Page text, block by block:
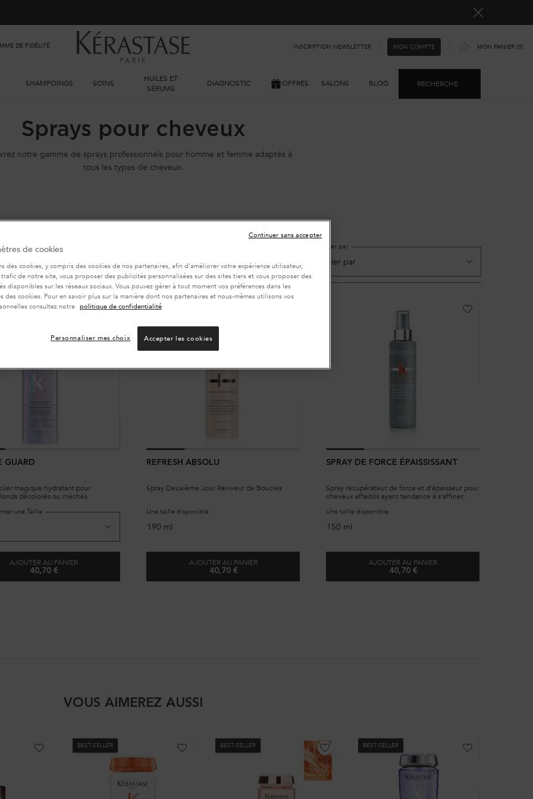
DE FIDÉLITÉ INSCRIPTION NEWSLETTER MON COMPTE MON PANIER 0
0 PRODUIT
SHAMPOINGS SOINS
HUILES ET
SÉRUMS
DIAGNOSTIC OFFRES SALONS BLOG RECHERCHE
Sprays pour cheveux
notre gamme de sprays professionnels pour homme et femme adaptés à
tous les types de cheveux.
(7 produits)
Trier par
GUARD
magique hydratant pour
décolorés ou méchés
une Taille
AJOUTER AU PANIER
40,70 €
BEST-SELLER
REFRESH ABSOLU
Spray Deuxième Jour Raviveur de Boucles
Une taille disponible
190 ml
AJOUTER AU PANIER
40,70 €
SPRAY DE FORCE ÉPAISSISSANT
Spray récupérateur de force et d’épaisseur pour
cheveux affaiblis ayant tendance à s’affiner.
Une taille disponible
150 ml
AJOUTER AU PANIER
40,70 €
VOUS AIMEREZ AUSSI
BEST-SELLER BEST-SELLER BEST-SELLER
de cookies
des cookies, y compris des cookies de nos partenaires, afin d’améliorer votre expérience utilisateur,
trafic de notre site, vous proposer des publicités personnalisées sur des sites tiers et vous proposer des
disponibles sur les réseaux sociaux. Vous pouvez gérer à tout moment vos préférences dans les
des cookies. Pour en savoir plus sur la manière dont nos partenaires et nous-mêmes utilisons vos
consultez notre politique de confidentialité
Accepter les cookies
Personnaliser mes choix
Continuer sans accepter